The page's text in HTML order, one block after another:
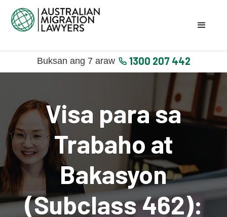
Buksan ang 7 araw 1300 207 442
Visa para sa
Trabaho at
Bakasyon
(Subclass 462):